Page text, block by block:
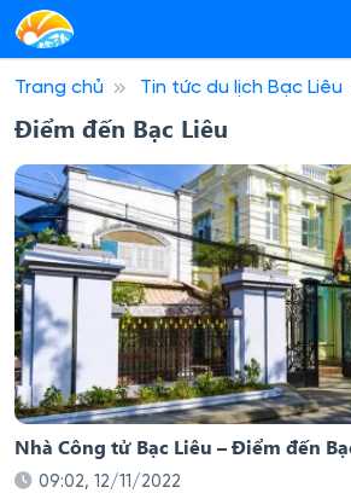
Trang chủ Tin tức du lịch Bạc Liêu
Liêu
Điểm đến Bạc Liêu
Nhà Công tử Bạc Liêu – Điểm đến
09:02, 12/11/2022